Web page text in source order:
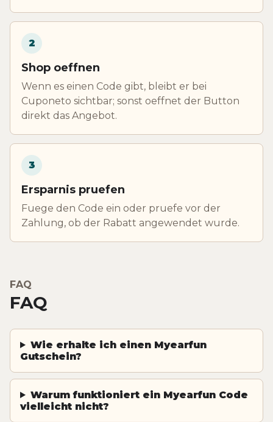
2
Shop oeffnen
Wenn es einen Code gibt, bleibt er bei
Cuponeto sichtbar; sonst oeffnet der Button
direkt das Angebot.
3
Ersparnis pruefen
Fuege den Code ein oder pruefe vor der
Zahlung, ob der Rabatt angewendet wurde.
FAQ
FAQ
Wie erhalte ich einen Myearfun
Gutschein?
Warum funktioniert ein Myearfun Code
vielleicht nicht?